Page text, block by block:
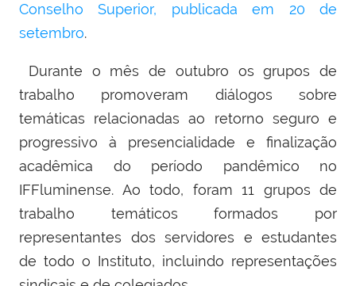
Conselho Superior, publicada em 20 de
setembro.
Durante o mês de outubro os grupos de
trabalho promoveram diálogos sobre
temáticas relacionadas ao retorno seguro e
progressivo à presencialidade e finalização
acadêmica do período pandêmico no
IFFluminense. Ao todo, foram 11 grupos de
trabalho temáticos formados por
representantes dos servidores e estudantes
de todo o Instituto, incluindo representações